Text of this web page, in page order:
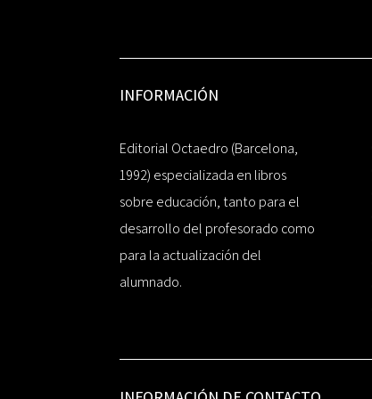
INFORMACIÓN
Editorial Octaedro (Barcelona,
1992) especializada en libros
sobre educación, tanto para el
desarrollo del profesorado como
para la actualización del
alumnado.